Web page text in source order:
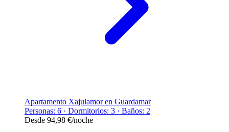
Apartamento Xajulamor en Guardamar
Personas: 6 · Dormitorios: 3 · Baños: 2
Desde 94,98 €/noche